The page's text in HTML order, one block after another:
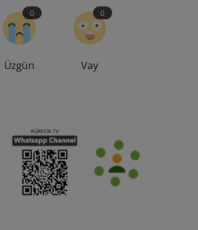
Üzgün
0
Vay
0